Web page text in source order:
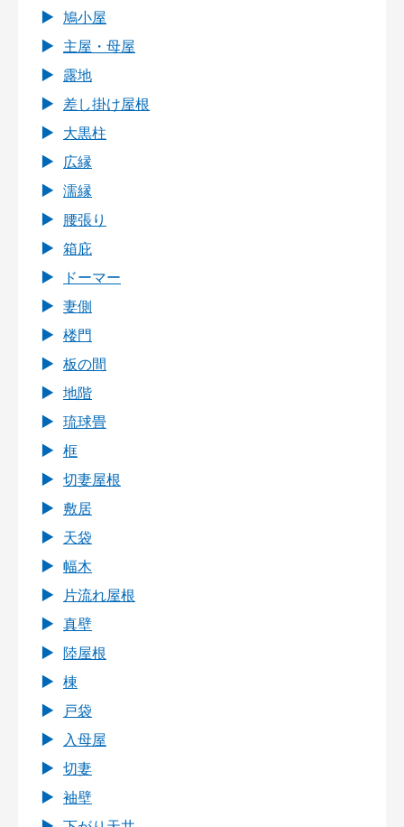
鳩小屋
主屋・母屋
露地
差し掛け屋根
大黒柱
広縁
濡縁
腰張り
箱庇
ドーマー
妻側
楼門
板の間
地階
琉球畳
框
切妻屋根
敷居
天袋
幅木
片流れ屋根
真壁
陸屋根
棟
戸袋
入母屋
切妻
袖壁